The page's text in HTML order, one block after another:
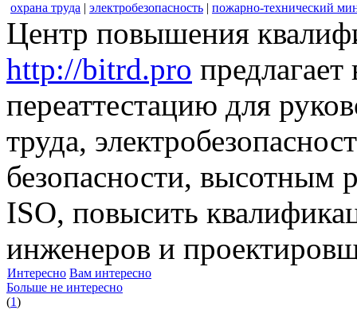
охрана труда | электробезопасность | пожарно-технический
Центр повышения
http://bitrd.pro
переаттестацию для
труда,
безопасности, высотным
ISO, повысить
инженеров и
Интересно Вам интересно
Больше не интересно
(1)